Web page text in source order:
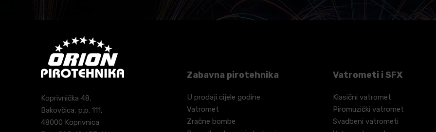
Koprivnička 48,
Bakovčica, p.p. 111,
48000 Koprivnica
Zabavna pirotehnika
U prodaji cijele godine
Vatromet
Zračne bombe
Vatrometi i SFX
Klasični vatromet
Piromuzički vatromet
Svadbeni vatrometi